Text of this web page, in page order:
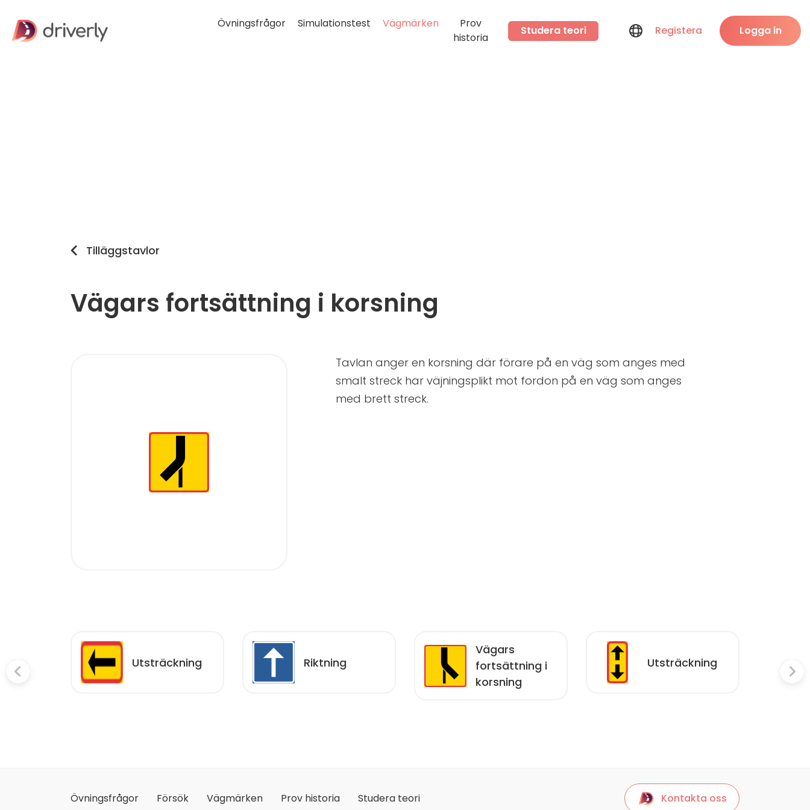
Övningsfrågor Simulationstest Vägmärken
Prov
historia
Studera teori Registera Logga in
Tilläggstavlor
Vägars fortsättning i korsning
Tavlan anger en korsning där förare på en väg som anges med
smalt streck har väjningsplikt mot fordon på en väg som anges
med brett streck.
Utsträckning Riktning
Vägars
fortsättning i
korsning
Utsträckning
Övningsfrågor Försök Vägmärken Prov historia Studera teori Kontakta oss